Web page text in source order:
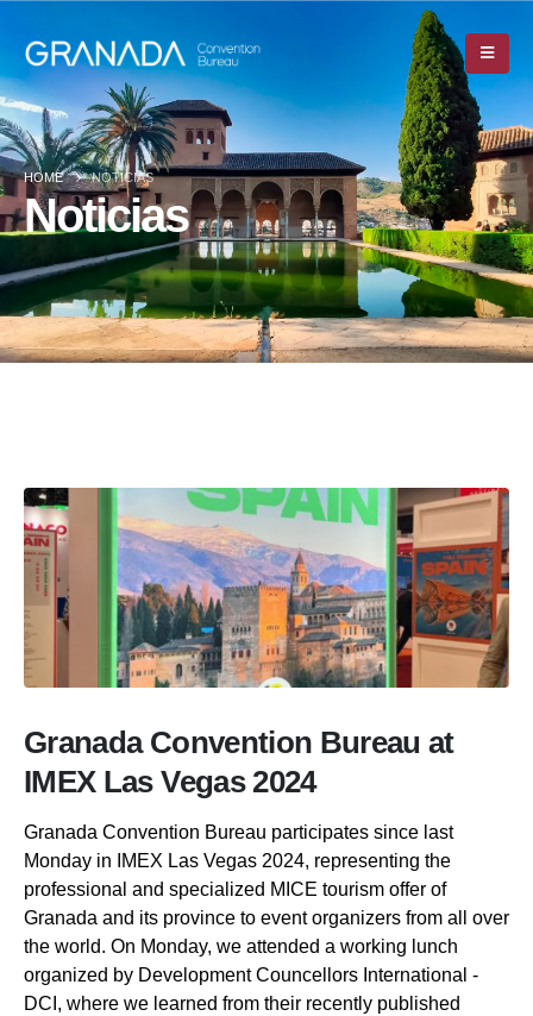
HOME NOTICIAS
Noticias
Granada Convention Bureau at
IMEX Las Vegas 2024
Granada Convention Bureau participates since last
Monday in IMEX Las Vegas 2024, representing the
professional and specialized MICE tourism offer of
Granada and its province to event organizers from all over
the world. On Monday, we attended a working lunch
organized by Development Councellors International -
DCI, where we learned from their recently published